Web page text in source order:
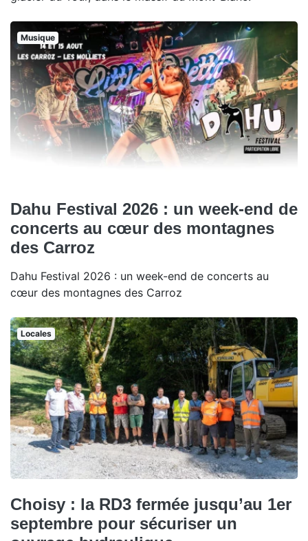
Musique
Dahu Festival 2026 : un week-end de
concerts au cœur des montagnes
des Carroz
Dahu Festival 2026 : un week-end de concerts au
cœur des montagnes des Carroz
Locales
Choisy : la RD3 fermée jusqu’au 1er
septembre pour sécuriser un